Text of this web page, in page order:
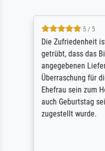
5 / 5
Die Zufriedenheit
getrübt, dass das
angegebenen
Überraschung für
Ehefrau sein zum
auch Geburtstag
zugestellt wurde.